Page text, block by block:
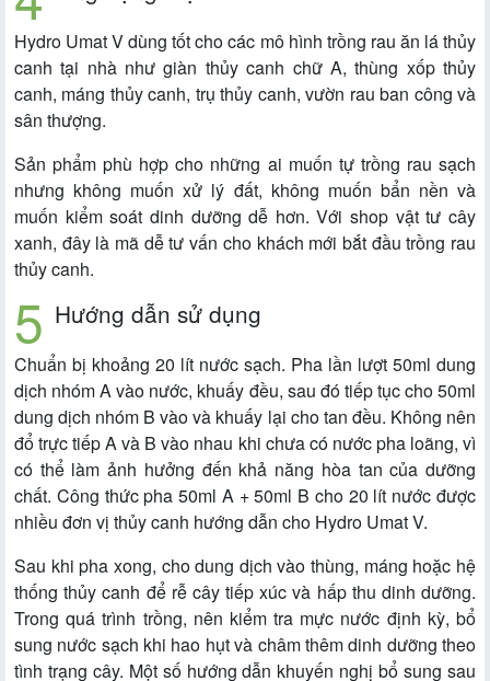
Hydro Umat V dùng tốt cho các mô hình trồng rau ăn lá thủy
canh tại nhà như giàn thủy canh chữ A, thùng xốp thủy
canh, máng thủy canh, trụ thủy canh, vườn rau ban công và
sân thượng.
Sản phẩm phù hợp cho những ai muốn tự trồng rau sạch
nhưng không muốn xử lý đất, không muốn bẩn nền và
muốn kiểm soát dinh dưỡng dễ hơn. Với shop vật tư cây
xanh, đây là mã dễ tư vấn cho khách mới bắt đầu trồng rau
thủy canh.
Hướng dẫn sử dụng
Chuẩn bị khoảng 20 lít nước sạch. Pha lần lượt 50ml dung
dịch nhóm A vào nước, khuấy đều, sau đó tiếp tục cho 50ml
dung dịch nhóm B vào và khuấy lại cho tan đều. Không nên
đổ trực tiếp A và B vào nhau khi chưa có nước pha loãng, vì
có thể làm ảnh hưởng đến khả năng hòa tan của dưỡng
chất. Công thức pha 50ml A + 50ml B cho 20 lít nước được
nhiều đơn vị thủy canh hướng dẫn cho Hydro Umat V.
Sau khi pha xong, cho dung dịch vào thùng, máng hoặc hệ
thống thủy canh để rễ cây tiếp xúc và hấp thu dinh dưỡng.
Trong quá trình trồng, nên kiểm tra mực nước định kỳ, bổ
sung nước sạch khi hao hụt và châm thêm dinh dưỡng theo
tình trạng cây. Một số hướng dẫn khuyến nghị bổ sung sau